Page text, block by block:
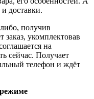
доставки.
получив
заказ, укомплектовав
на
сейчас. Получает
телефон и ждёт